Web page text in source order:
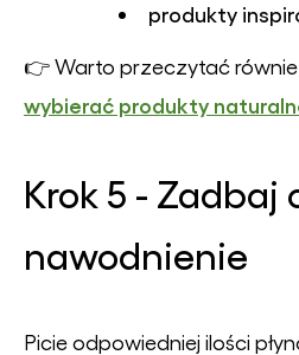
produkty
👉 Warto przeczytać
wybierać produkty
Krok 5 - Zadbaj
nawodnienie
Picie odpowiedniej ilości